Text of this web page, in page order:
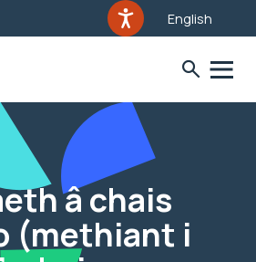
English
â chais
(methiant i